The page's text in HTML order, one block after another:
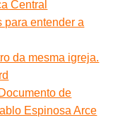
Central
para entender a
da mesma igreja.
de
Espinosa Arce